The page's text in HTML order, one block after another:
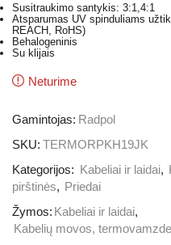
Susitraukimo santykis: 3:1,4:1
Atsparumas UV spinduliams
REACH, RoHS)
Behalogeninis
Su klijais
Neturime
Gamintojas: Radpol
SKU: TERMORPKH19JK
Kategorijos:
Kabeliai ir laidai,
pirštinės, Priedai
Žymos: Kabeliai ir laidai,
Kabelių movos,